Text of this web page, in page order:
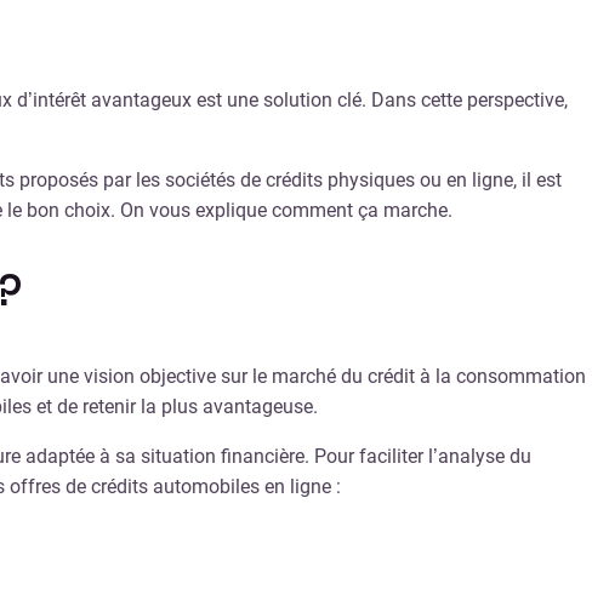
avantageux est une solution clé. Dans cette perspective,
par les sociétés de crédits physiques ou en ligne, il est
bon choix. On vous explique comment ça marche.
une vision objective sur le marché du crédit à la consommation
et de retenir la plus avantageuse.
adaptée à sa situation financière. Pour faciliter l’analyse du
offres de crédits automobiles en ligne :